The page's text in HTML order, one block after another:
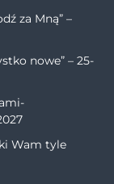
za Mną” –
nowe” – 25-
Wam tyle